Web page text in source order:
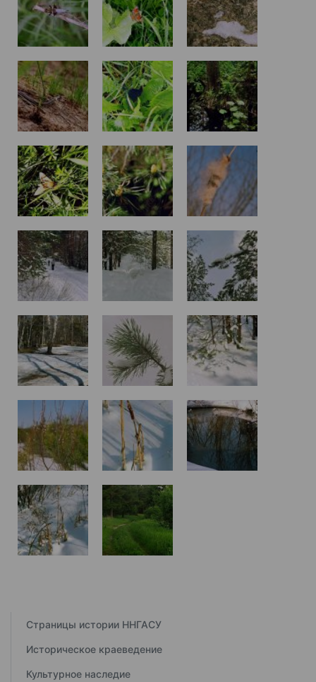
Страницы истории ННГАСУ
Историческое краеведение
Культурное наследие